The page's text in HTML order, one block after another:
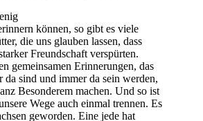
können, so gibt es viele
die uns glauben lassen, dass
Freundschaft verspürten.
gemeinsamen Erinnerungen, das
sind und immer da sein werden,
Besonderem machen. Und so ist
Wege auch einmal trennen. Es
geworden. Eine jede hat